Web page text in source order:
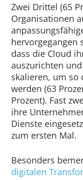
Zwei Drittel (65
Organisationen
hervorgegangen
dass die Cloud
auszurichten
skalieren, um so
werden (63
Prozent). Fast
ihre
Dienste
zum ersten Mal.
Besonders
digitalen